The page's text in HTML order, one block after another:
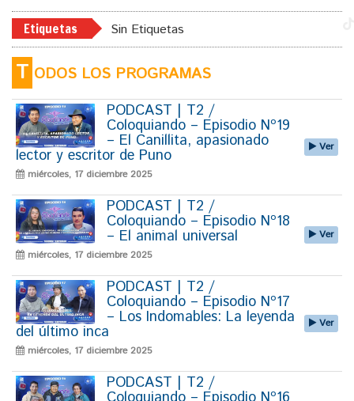
Etiquetas Sin Etiquetas
T ODOS LOS PROGRAMAS
PODCAST | T2 /
Coloquiando – Episodio Nº19
– El Canillita, apasionado
lector y escritor de Puno
miércoles, 17 diciembre 2025
Ver
PODCAST | T2 /
Coloquiando – Episodio Nº18
– El animal universal
miércoles, 17 diciembre 2025
Ver
PODCAST | T2 /
Coloquiando – Episodio Nº17
– Los Indomables: La leyenda
del último inca
miércoles, 17 diciembre 2025
Ver
PODCAST | T2 /